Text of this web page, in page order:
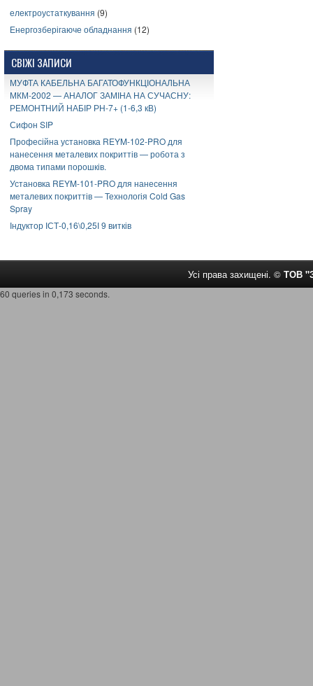
електроустаткування (9)
Енергозберігаюче обладнання (12)
СВІЖІ ЗАПИСИ
МУФТА КАБЕЛЬНА БАГАТОФУНКЦІОНАЛЬНА
МКМ-2002 — АНАЛОГ ЗАМІНА НА СУЧАСНУ:
РЕМОНТНИЙ НАБІР РН-7+ (1-6,3 кВ)
Сифон SIP
Професійна установка REYM-102-PRO для
нанесення металевих покриттів — робота з
двома типами порошків.
Установка REYM-101-PRO для нанесення
металевих покриттів — Технологія Cold Gas
Spray
Індуктор ІСТ-0,16\0,25І 9 витків
Усі права захищені. © ТОВ
60 queries in 0,173 seconds.